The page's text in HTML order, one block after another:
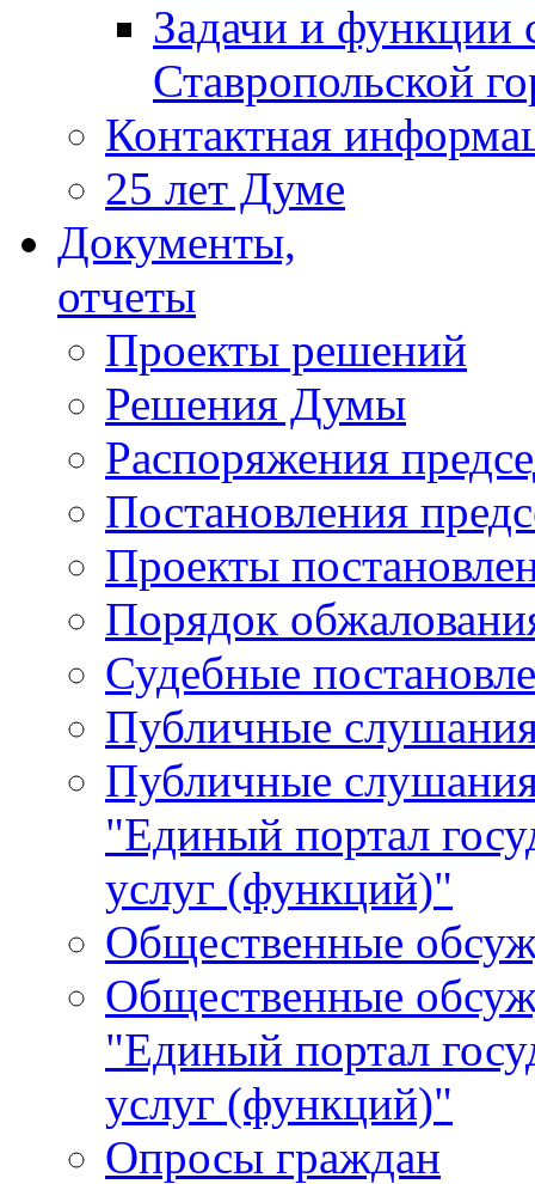
Задачи и функции
Ставропольской
Контактная
25 лет Думе
Документы,
отчеты
Проекты решений
Решения Думы
Распоряжения
Постановления
Проекты
Порядок
Судебные
Публичные
Публичные
"Единый портал
услуг (функций)"
Общественные
Общественные
"Единый портал
услуг (функций)"
Опросы граждан